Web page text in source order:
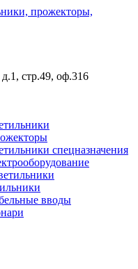
прожекторы,
стр.49, оф.316
спецназначения
вводы